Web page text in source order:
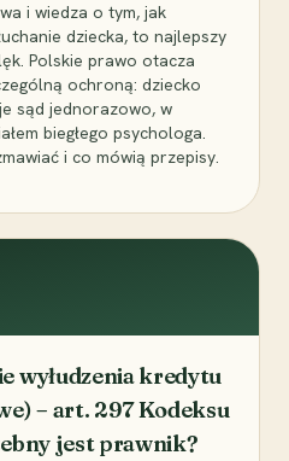
i wiedza o tym, jak
dziecka, to najlepszy
Polskie prawo otacza
ochroną: dziecko
sąd jednorazowo, w
biegłego psychologa.
i co mówią przepisy.
wyłudzenia kredytu
– art. 297 Kodeksu
jest prawnik?